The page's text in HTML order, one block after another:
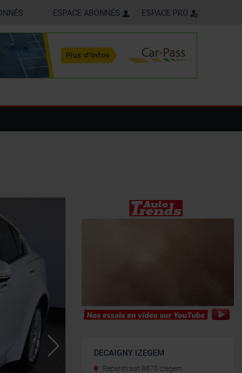
ESPACE ABONNÉS ESPACE PRO
DECAIGNY IZEGEM
Reperstraat 8870 Izegem